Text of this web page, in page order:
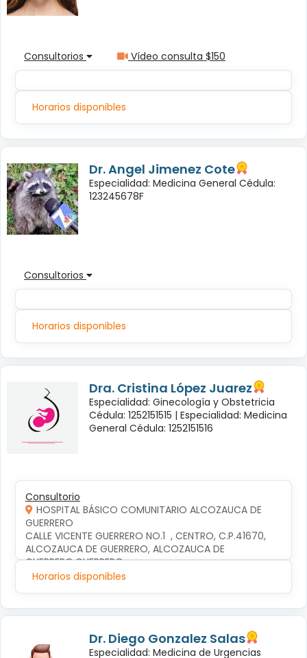
Consultorios Vídeo consulta $150
Horarios disponibles
Dr. Angel Jimenez Cote
Especialidad: Medicina General Cédula:
123245678F
Consultorios
Horarios disponibles
Dra. Cristina López Juarez
Especialidad: Ginecología y Obstetricia
Cédula: 1252151515 | Especialidad: Medicina
General Cédula: 1252151516
Consultorio
HOSPITAL BÁSICO COMUNITARIO ALCOZAUCA DE
GUERRERO
CALLE VICENTE GUERRERO NO.1  , CENTRO, C.P.41670,
ALCOZAUCA DE GUERRERO, ALCOZAUCA DE
GUERRERO,GUERRERO
Horarios disponibles
Dr. Diego Gonzalez Salas
Especialidad: Medicina de Urgencias